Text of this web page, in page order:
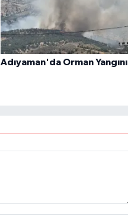
Adıyaman'da Orman Yangını